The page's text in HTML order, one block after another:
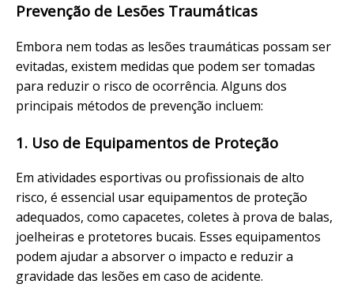
Prevenção de Lesões Traumáticas
Embora nem todas as lesões traumáticas possam ser
evitadas, existem medidas que podem ser tomadas
para reduzir o risco de ocorrência. Alguns dos
principais métodos de prevenção incluem:
1. Uso de Equipamentos de Proteção
Em atividades esportivas ou profissionais de alto
risco, é essencial usar equipamentos de proteção
adequados, como capacetes, coletes à prova de balas,
joelheiras e protetores bucais. Esses equipamentos
podem ajudar a absorver o impacto e reduzir a
gravidade das lesões em caso de acidente.